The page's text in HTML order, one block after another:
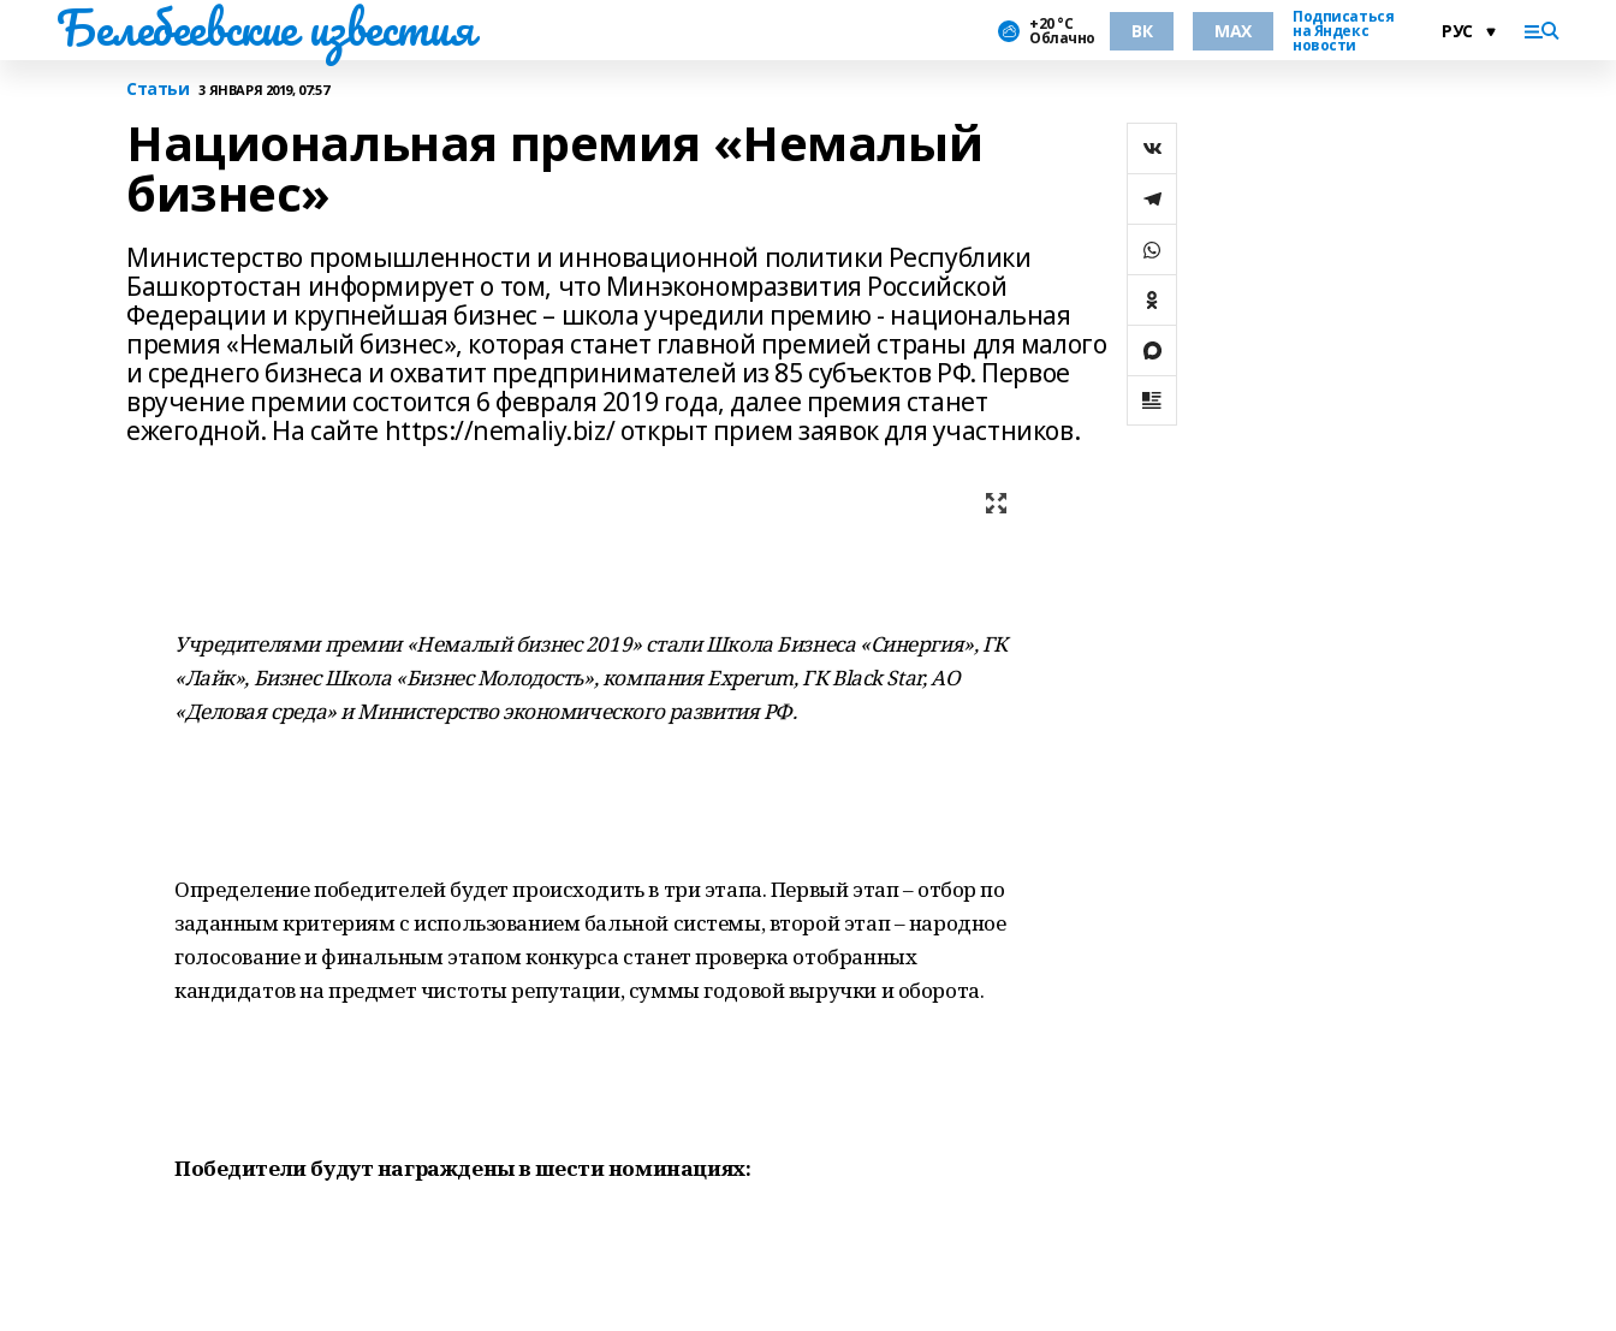
Белебеевские известия +20 °С
Облачно ВК MAX
Подписаться
на Яндекс
новости
Статьи 3 ЯНВАРЯ 2019, 07:57
Национальная премия «Немалый
бизнес»
Министерство промышленности и инновационной политики Республики
Башкортостан информирует о том, что Минэкономразвития Российской
Федерации и крупнейшая бизнес – школа учредили премию - национальная
премия «Немалый бизнес», которая станет главной премией страны для малого
и среднего бизнеса и охватит предпринимателей из 85 субъектов РФ. Первое
вручение премии состоится 6 февраля 2019 года, далее премия станет
ежегодной. На сайте https://nemaliy.biz/ открыт прием заявок для участников.
Учредителями премии «Немалый бизнес 2019» стали Школа Бизнеса «Синергия», ГК
«Лайк», Бизнес Школа «Бизнес Молодость», компания Experum, ГК Black Star, АО
«Деловая среда» и Министерство экономического развития РФ.
Определение победителей будет происходить в три этапа. Первый этап – отбор по
заданным критериям с использованием бальной системы, второй этап – народное
голосование и финальным этапом конкурса станет проверка отобранных
кандидатов на предмет чистоты репутации, суммы годовой выручки и оборота.
Победители будут награждены в шести номинациях: